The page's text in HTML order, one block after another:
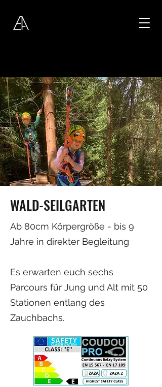
WALD-SEILGARTEN
Ab 80cm Körpergröße - bis 9
Jahre in direkter Begleitung
Es erwarten euch sechs
Parcours für Jung und Alt mit 50
Stationen entlang des
Zauchbachs.